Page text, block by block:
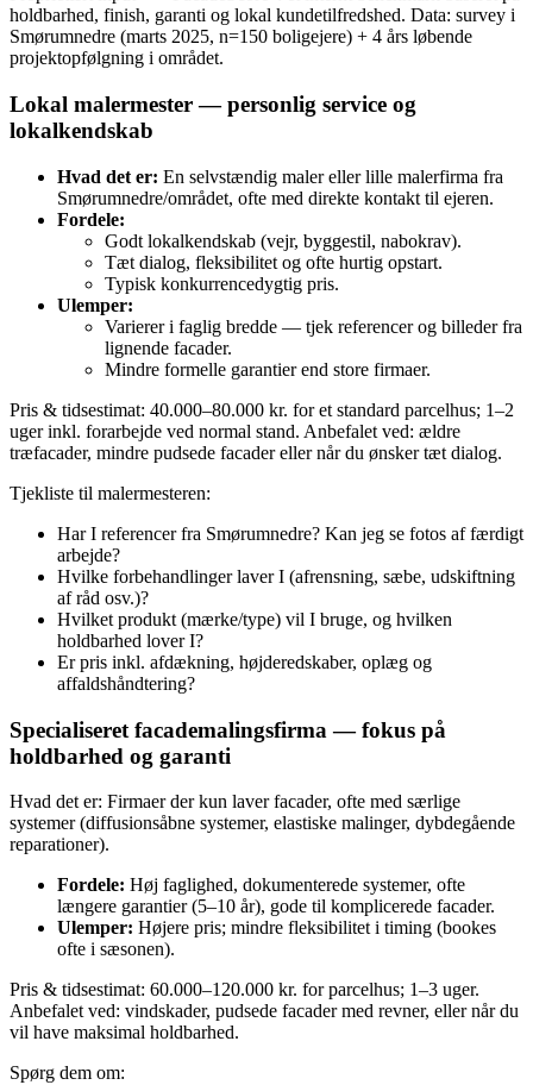
holdbarhed, finish, garanti og lokal kundetilfredshed. Data: survey i
Smørumnedre (marts 2025, n=150 boligejere) + 4 års løbende
projektopfølgning i området.
Lokal malermester — personlig service og
lokalkendskab
Hvad det er: En selvstændig maler eller lille malerfirma fra
Smørumnedre/området, ofte med direkte kontakt til ejeren.
Fordele:
Godt lokalkendskab (vejr, byggestil, nabokrav).
Tæt dialog, fleksibilitet og ofte hurtig opstart.
Typisk konkurrencedygtig pris.
Ulemper:
Varierer i faglig bredde — tjek referencer og billeder fra
lignende facader.
Mindre formelle garantier end store firmaer.
Pris & tidsestimat: 40.000–80.000 kr. for et standard parcelhus; 1–2
uger inkl. forarbejde ved normal stand. Anbefalet ved: ældre
træfacader, mindre pudsede facader eller når du ønsker tæt dialog.
Tjekliste til malermesteren:
Har I referencer fra Smørumnedre? Kan jeg se fotos af færdigt
arbejde?
Hvilke forbehandlinger laver I (afrensning, sæbe, udskiftning
af råd osv.)?
Hvilket produkt (mærke/type) vil I bruge, og hvilken
holdbarhed lover I?
Er pris inkl. afdækning, højderedskaber, oplæg og
affaldshåndtering?
Specialiseret facademalingsfirma — fokus på
holdbarhed og garanti
Hvad det er: Firmaer der kun laver facader, ofte med særlige
systemer (diffusionsåbne systemer, elastiske malinger, dybdegående
reparationer).
Fordele: Høj faglighed, dokumenterede systemer, ofte
længere garantier (5–10 år), gode til komplicerede facader.
Ulemper: Højere pris; mindre fleksibilitet i timing (bookes
ofte i sæsonen).
Pris & tidsestimat: 60.000–120.000 kr. for parcelhus; 1–3 uger.
Anbefalet ved: vindskader, pudsede facader med revner, eller når du
vil have maksimal holdbarhed.
Spørg dem om: